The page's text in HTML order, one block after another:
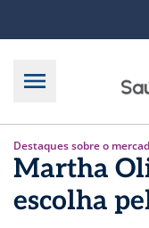
Destaques sobre o
Martha
escolha